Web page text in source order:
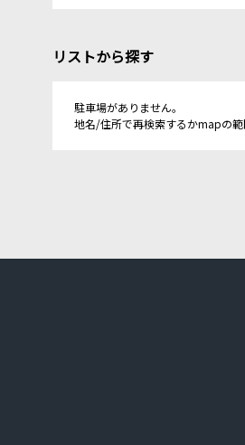
リストから探す
駐車場がありません。
地名/住所で再検索するかmapの範